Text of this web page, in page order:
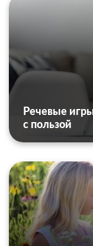
Речевые
с пользой